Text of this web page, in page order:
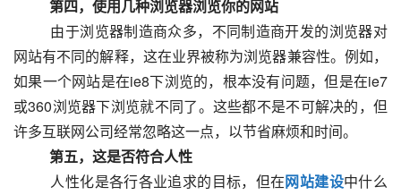
第四，使用几种浏览器浏览你的网站
网站有不同的解释，这在业界被称为浏览器兼容性。例如，
如果一个网站是在ie8下浏览的，根本没有问题，但是在ie7
或360浏览器下浏览就不同了。这些都不是不可解决的，但
许多互联网公司经常忽略这一点，以节省麻烦和时间。
第五，这是否符合人性
  　　人性化是各行各业追求的目标，但在
网站建设中什么